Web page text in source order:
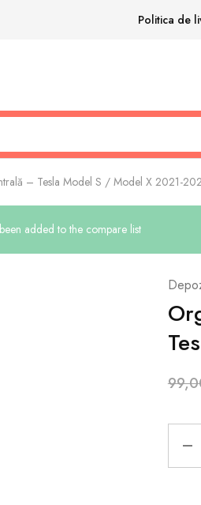
Politica de
– Tesla Model S / Model X 2021-
added to the compare list